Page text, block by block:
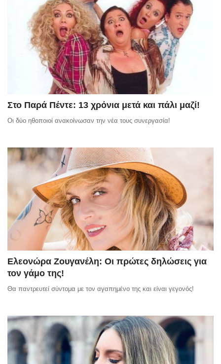
Στο Παρά Πέντε: 13 χρόνια μετά και πάλι μαζί!
Οι δύο ηθοποιοί ανακοίνωσαν την νέα τους συνεργασία!
Ελεονώρα Ζουγανέλη: Οι πρώτες δηλώσεις για
τον γάμο της!
Θα παντρευτεί σύντομα με τον αγαπημένο της και είναι γεγονός!